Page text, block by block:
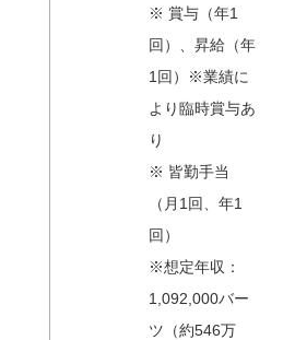
※ 賞与（年1
回）、昇給（年
1回）※業績に
より臨時賞与あ
り
※ 皆勤手当
（月1回、年1
回）
※想定年収：
1,092,000バー
ツ（約546万